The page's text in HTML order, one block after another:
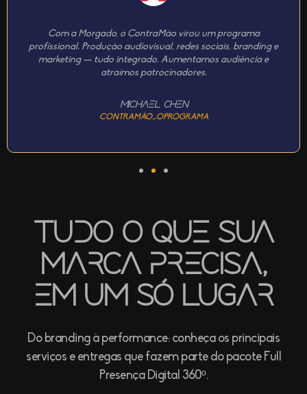
Com a Morgado, o ContraMão virou um programa
profissional. Produção audiovisual, redes sociais, branding e
marketing — tudo integrado. Aumentamos audiência e
atraímos patrocinadores.
Michael Chen
CONTRAMÃO_OPROGRAMA
Tudo o que sua
marca precisa,
em um só lugar
Do branding à performance: conheça os principais
serviços e entregas que fazem parte do pacote Full
Presença Digital 360º.